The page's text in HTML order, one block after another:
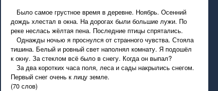
Было самое грустное время в деревне. Ноябрь. Осенний
дождь хлестал в окна. На дорогах были большие лужи. По
реке неслась жёлтая пена. Последние птицы спрятались.
Однажды ночью я проснулся от странного чувства. Стояла
тишина. Белый и ровный свет наполнял комнату. Я подошёл
к окну. За стеклом всё было в снегу. Когда он выпал?
За два коротких часа поля, леса и сады накрылись снегом.
Первый снег очень к лицу земле.
(70 слов)